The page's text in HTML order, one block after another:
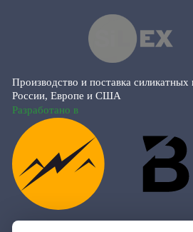
Производство и поставка силикатных
России, Европе и США
Разработано в